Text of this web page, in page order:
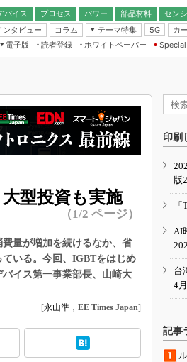
バイス
プロセス パワー 部品材料 セン
無線
ンタビュー コラム
テーマ特集
Times Research）
トラル
Japan）
5G カ
IoT・エッジコン
EXPO
EdgeTech＋
TECHNO-
人とくるま展
電子版
読者登録 ホワイトペーパー
Special
型投資も実施
（1/2 ページ）
量が増加を続けるなか、省
いる。今回、IGBTをはじめ
イス第一事業部長、山崎大
[永山準 ， EE Times Japan]
印刷
版
AI
台
4
記事